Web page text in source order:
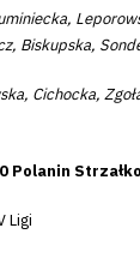
Biskupska,
Cichocka,
Polanin
Ligi